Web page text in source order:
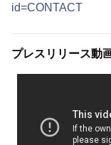
id=CONTACT
プレスリリース動